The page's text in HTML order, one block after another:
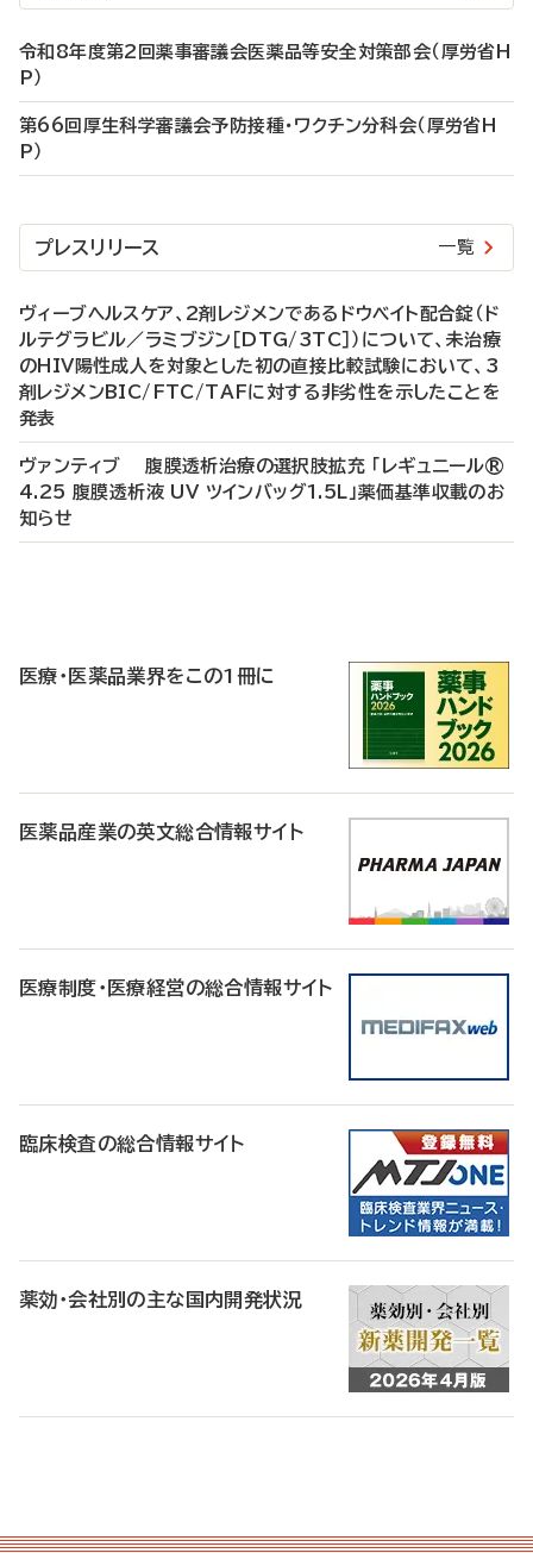
令和8年度第2回薬事審議会医薬品等安全対策部会（厚労省H
P）
第66回厚生科学審議会予防接種・ワクチン分科会（厚労省H
P）
プレスリリース 一覧
ヴィーブヘルスケア、2剤レジメンであるドウベイト配合錠（ド
ルテグラビル／ラミブジン［DTG/3TC］）について、未治療
のHIV陽性成人を対象とした初の直接比較試験において、3
剤レジメンBIC/FTC/TAFに対する非劣性を示したことを
発表
ヴァンティブ 腹膜透析治療の選択肢拡充 「レギュニール®
4.25 腹膜透析液 UV ツインバッグ1.5L」薬価基準収載のお
知らせ
医療・医薬品業界をこの1冊に
医薬品産業の英文総合情報サイト
医療制度・医療経営の総合情報サイト
臨床検査の総合情報サイト
薬効・会社別の主な国内開発状況